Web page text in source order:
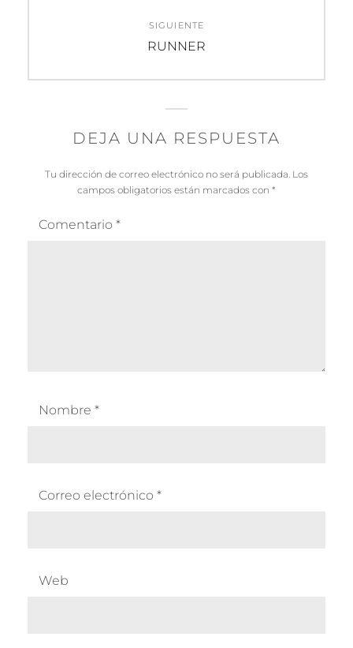
SIGUIENTE
Entrada
RUNNER
DEJA UNA RESPUESTA
Tu dirección de correo electrónico no será publicada. Los
campos obligatorios están marcados con *
Comentario *
Nombre *
Correo electrónico *
Web